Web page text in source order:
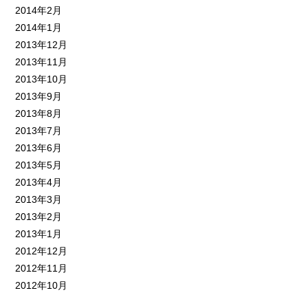
2014年2月
2014年1月
2013年12月
2013年11月
2013年10月
2013年9月
2013年8月
2013年7月
2013年6月
2013年5月
2013年4月
2013年3月
2013年2月
2013年1月
2012年12月
2012年11月
2012年10月